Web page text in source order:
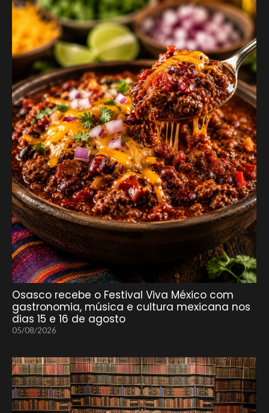
Osasco recebe o Festival Viva México com
gastronomia, música e cultura mexicana nos
dias 15 e 16 de agosto
05/08/2026